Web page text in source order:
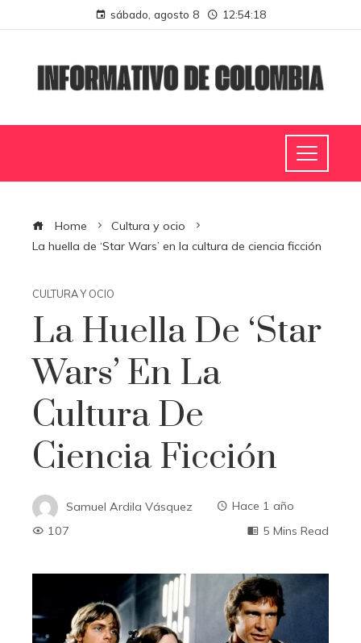
sábado, agosto 8 12:54:19
Home
Cultura y ocio
La huella de ‘Star Wars’ en la cultura de ciencia ficción
CULTURA Y OCIO
La Huella De ‘Star
Wars’ En La
Cultura De
Ciencia Ficción
Samuel Ardila Vásquez
Hace 1 año
107
5 Mins Read